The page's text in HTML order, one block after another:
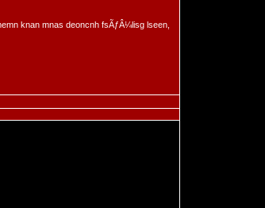
knan mnas deoncnh fsÃƒÂ¼lisg lseen,